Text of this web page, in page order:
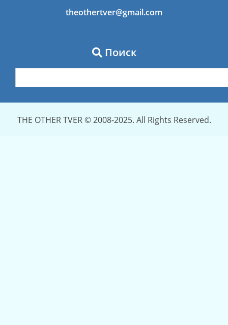
theothertver@gmail.com
Поиск
THE OTHER TVER © 2008-2025. All Rights Reserved.